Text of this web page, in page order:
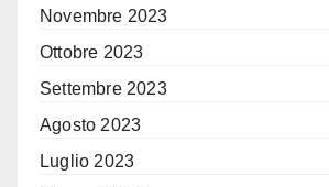
Novembre 2023
Ottobre 2023
Settembre 2023
Agosto 2023
Luglio 2023